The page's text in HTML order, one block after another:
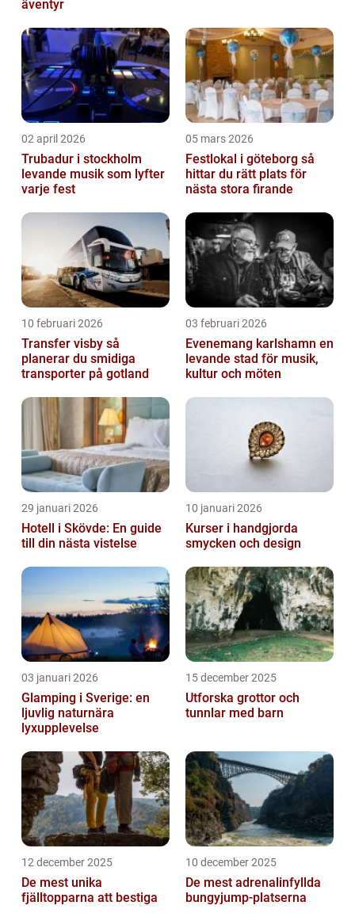
äventyr
02 april 2026
Trubadur i stockholm
levande musik som lyfter
varje fest
05 mars 2026
Festlokal i göteborg så
hittar du rätt plats för
nästa stora firande
10 februari 2026
Transfer visby så
planerar du smidiga
transporter på gotland
03 februari 2026
Evenemang karlshamn en
levande stad för musik,
kultur och möten
29 januari 2026
Hotell i Skövde: En guide
till din nästa vistelse
10 januari 2026
Kurser i handgjorda
smycken och design
03 januari 2026
Glamping i Sverige: en
ljuvlig naturnära
lyxupplevelse
15 december 2025
Utforska grottor och
tunnlar med barn
12 december 2025
De mest unika
fjälltopparna att bestiga
10 december 2025
De mest adrenalinfyllda
bungyjump-platserna